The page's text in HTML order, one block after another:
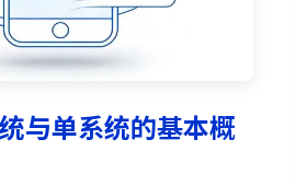
与单系统的基本概